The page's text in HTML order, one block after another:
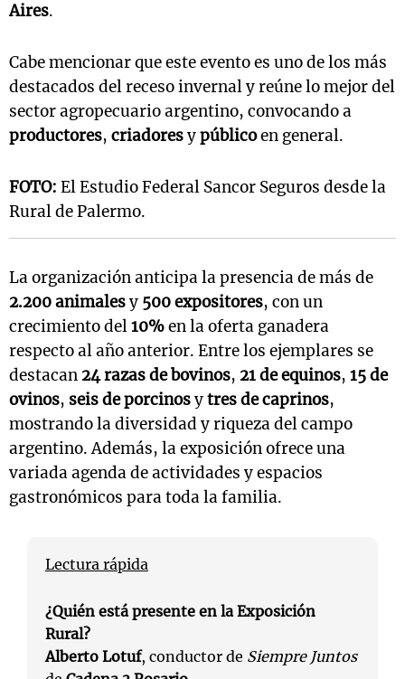
Aires.
Cabe mencionar que este evento es uno de los más
destacados del receso invernal y reúne lo mejor del
sector agropecuario argentino, convocando a
productores, criadoresypúblicoen general.
FOTO: El Estudio Federal Sancor Seguros desde la
Rural de Palermo.
La organización anticipa la presencia de más de
2.200 animalesy 500 expositores, con un
crecimiento del10%en la oferta ganadera
respecto al año anterior. Entre los ejemplares se
destacan 24 razas de bovinos, 21 de equinos, 15 de
ovinos, seis de porcinosytres de caprinos,
mostrando la diversidad y riqueza del campo
argentino. Además, la exposición ofrece una
variada agenda de actividades y espacios
gastronómicos para toda la familia.
Lectura rápida
¿Quién está presente en la Exposición
Rural?
Alberto Lotuf, conductor de Siempre Juntos